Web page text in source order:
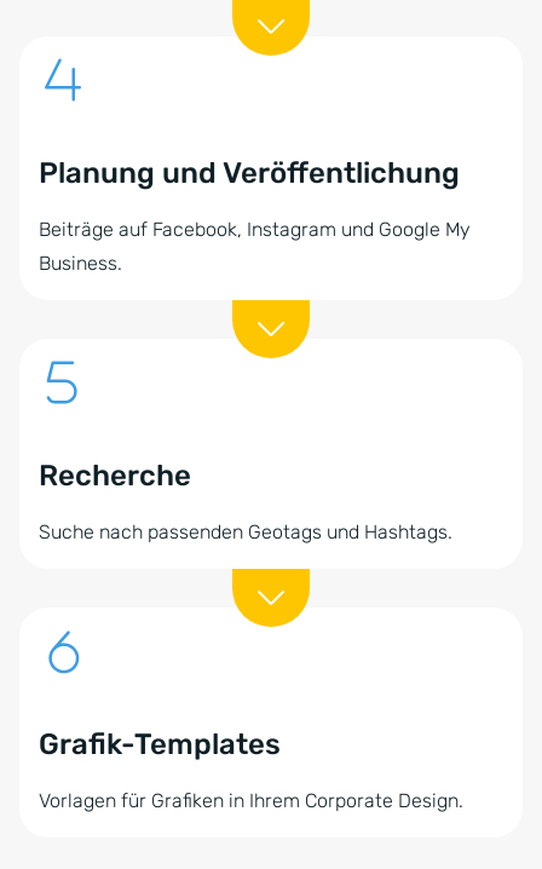
Planung und Veröffentlichung
Beiträge auf Facebook, Instagram und Google My
Business.
Recherche
Suche nach passenden Geotags und Hashtags.
Grafik-Templates
Vorlagen für Grafiken in Ihrem Corporate Design.